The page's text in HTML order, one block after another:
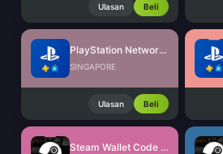
Ulasan Beli
PlayStation Network Card (SG)
SINGAPORE
Ulasan Beli
Steam Wallet Code (MYR)